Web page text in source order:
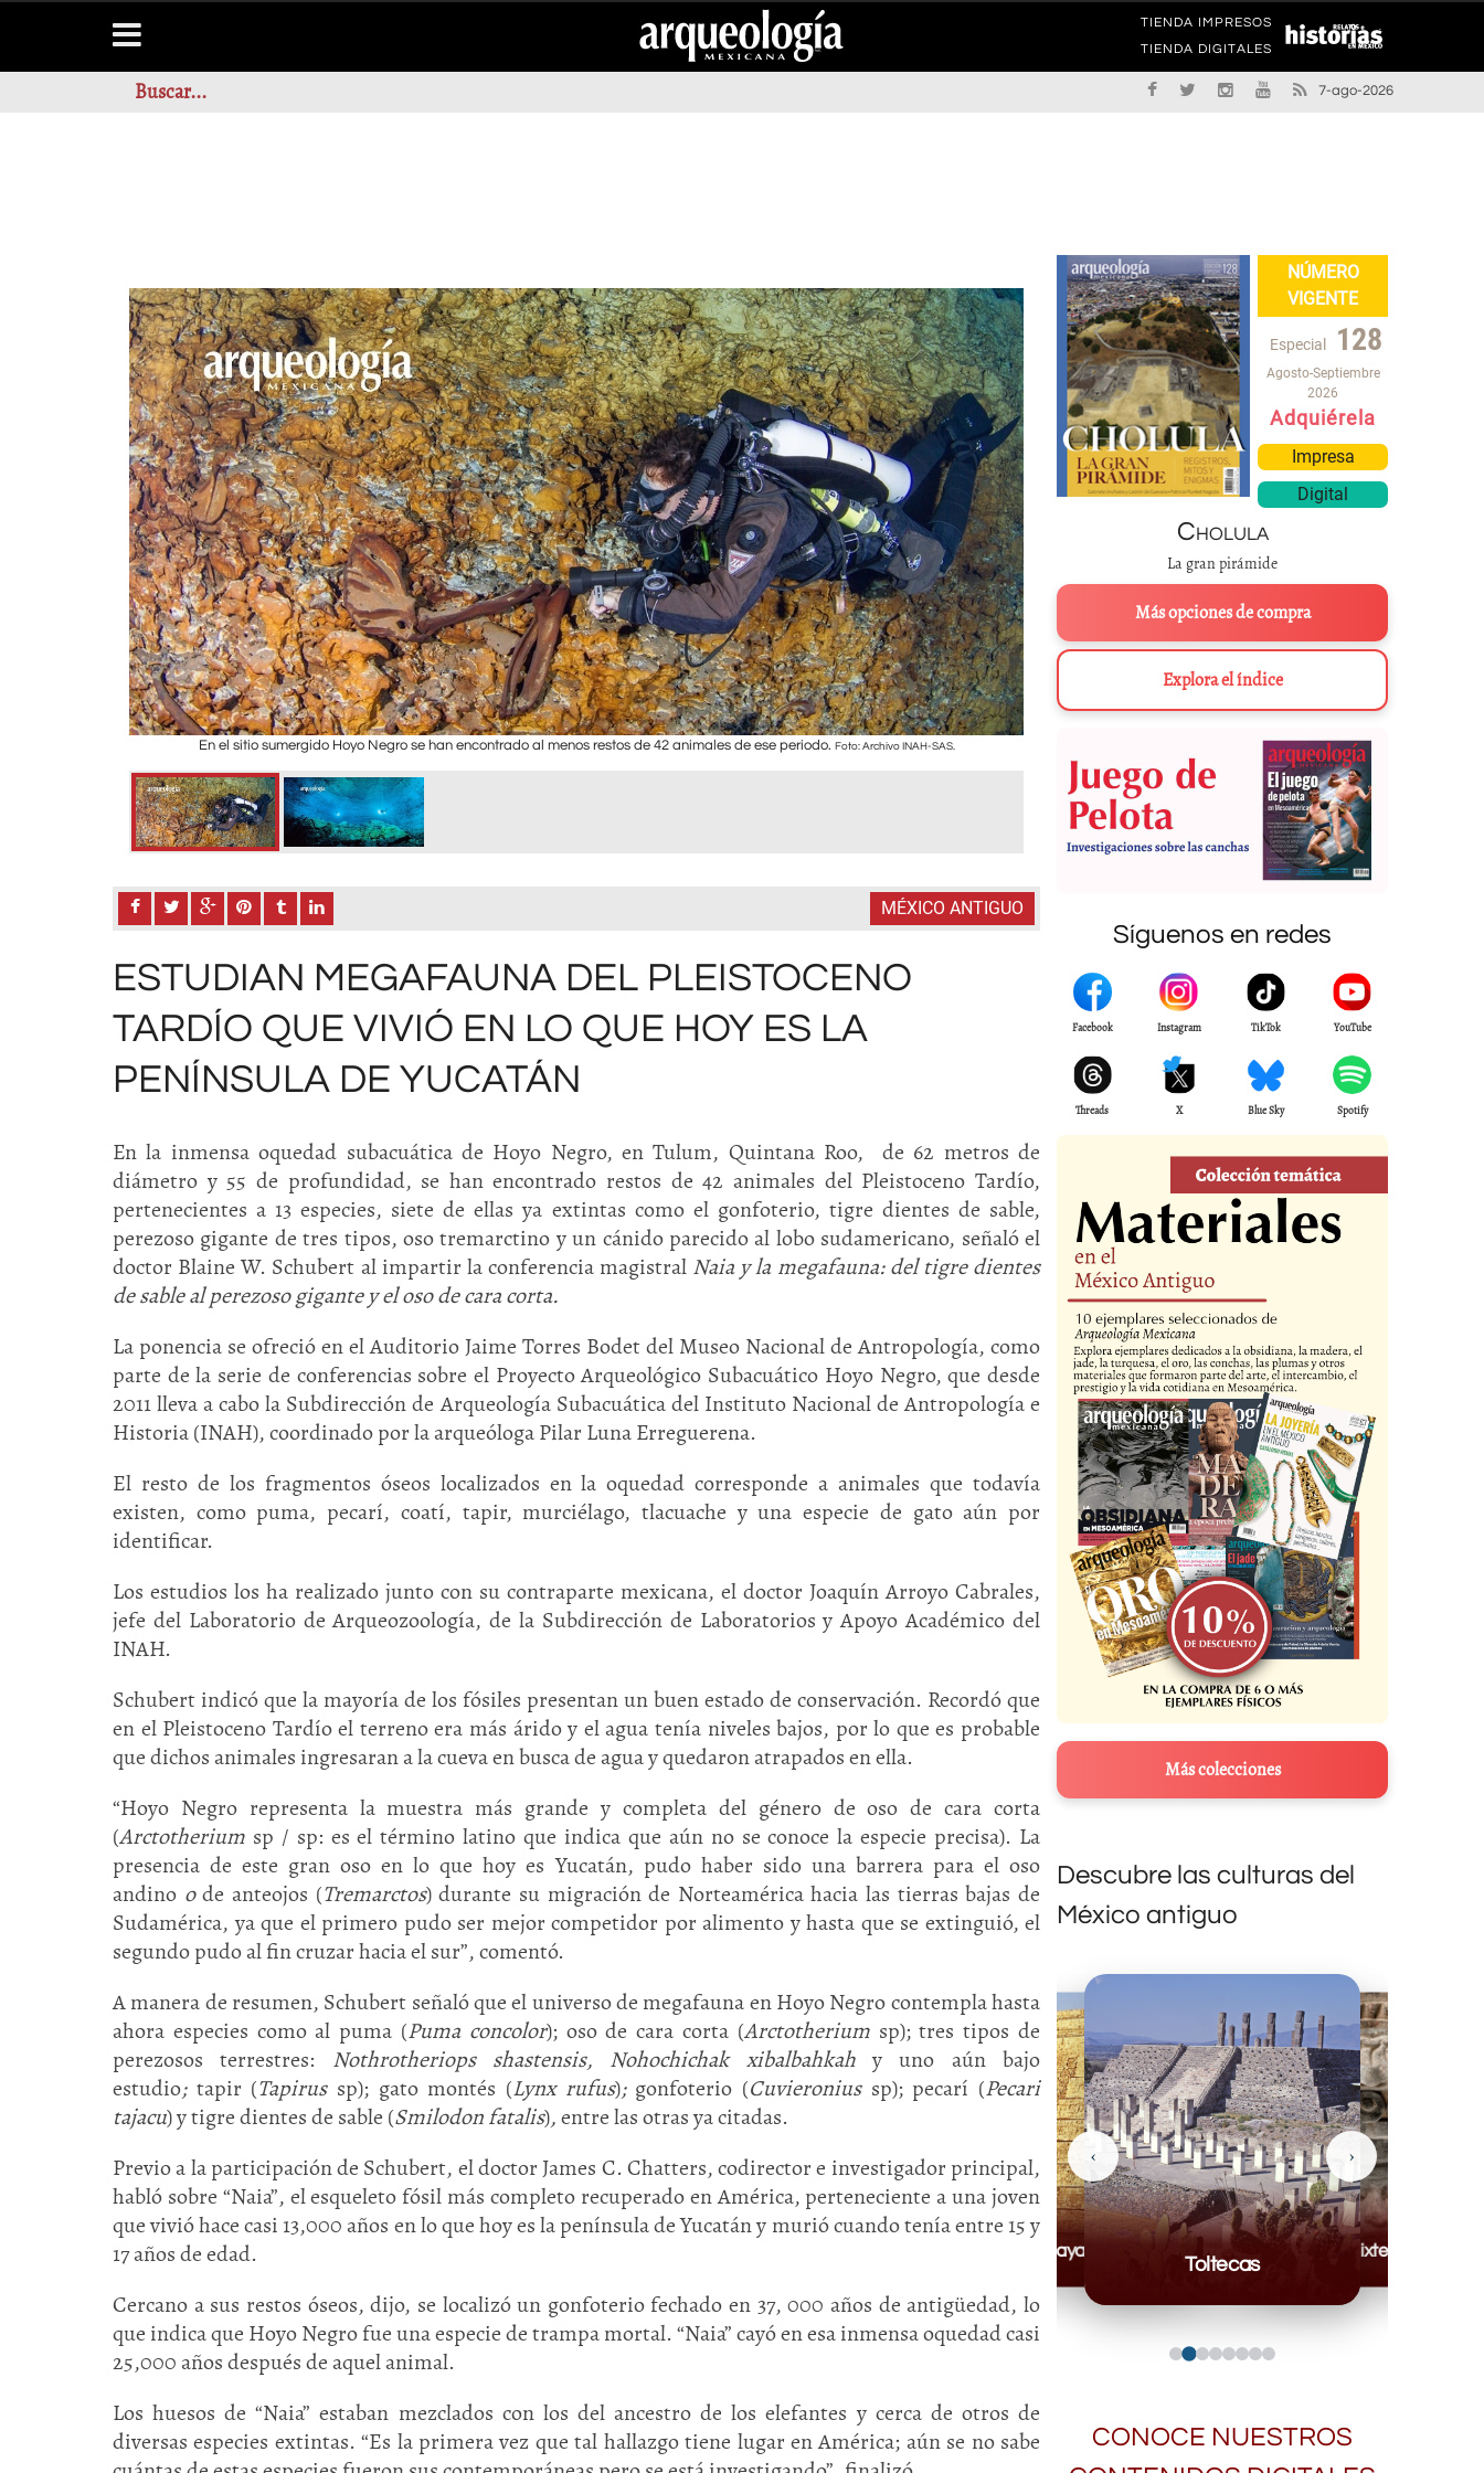
TIENDA IMPRESOS
TIENDA DIGITALES
7-ago-2026
En el sitio sumergido Hoyo Negro se han encontrado al menos restos de 42 animales de ese periodo. Foto: Archivo INAH-SAS. Estudian megafauna del Pleistoceno Tardío que vivió en
MÉXICO ANTIGUO
ESTUDIAN MEGAFAUNA DEL PLEISTOCENO
TARDÍO QUE VIVIÓ EN LO QUE HOY ES LA
PENÍNSULA DE YUCATÁN
En la inmensa oquedad subacuática de Hoyo Negro, en Tulum, Quintana Roo, de 62 metros de
diámetro y 55 de profundidad, se han encontrado restos de 42 animales del Pleistoceno Tardío,
pertenecientes a 13 especies, siete de ellas ya extintas como el gonfoterio, tigre dientes de sable,
perezoso gigante de tres tipos, oso tremarctino y un cánido parecido al lobo sudamericano, señaló el
doctor Blaine W. Schubert al impartir la conferencia magistral Naia y la megafauna: del tigre dientes
de sable al perezoso gigante y el oso de cara corta.
La ponencia se ofreció en el Auditorio Jaime Torres Bodet del Museo Nacional de Antropología, como
parte de la serie de conferencias sobre el Proyecto Arqueológico Subacuático Hoyo Negro, que desde
2011 lleva a cabo la Subdirección de Arqueología Subacuática del Instituto Nacional de Antropología e
Historia (INAH), coordinado por la arqueóloga Pilar Luna Erreguerena.
El resto de los fragmentos óseos localizados en la oquedad corresponde a animales que todavía
existen, como puma, pecarí, coatí, tapir, murciélago, tlacuache y una especie de gato aún por
identificar.
Los estudios los ha realizado junto con su contraparte mexicana, el doctor Joaquín Arroyo Cabrales,
jefe del Laboratorio de Arqueozoología, de la Subdirección de Laboratorios y Apoyo Académico del
INAH.
Schubert indicó que la mayoría de los fósiles presentan un buen estado de conservación. Recordó que
en el Pleistoceno Tardío el terreno era más árido y el agua tenía niveles bajos, por lo que es probable
que dichos animales ingresaran a la cueva en busca de agua y quedaron atrapados en ella.
“Hoyo Negro representa la muestra más grande y completa del género de oso de cara corta
(Arctotherium sp / sp: es el término latino que indica que aún no se conoce la especie precisa). La
presencia de este gran oso en lo que hoy es Yucatán, pudo haber sido una barrera para el oso
andino ode anteojos (Tremarctos) durante su migración de Norteamérica hacia las tierras bajas de
Sudamérica, ya que el primero pudo ser mejor competidor por alimento y hasta que se extinguió, el
segundo pudo al fin cruzar hacia el sur”, comentó.
A manera de resumen, Schubert señaló que el universo de megafauna en Hoyo Negro contempla hasta
ahora especies como al puma (Puma concolor); oso de cara corta (Arctotherium sp); tres tipos de
perezosos terrestres: Nothrotheriops shastensis, Nohochichak xibalbahkahy uno aún bajo
estudio; tapir (Tapirus sp); gato montés (Lynx rufus);gonfoterio (Cuvieronius sp); pecarí (Pecari
tajacu) y tigre dientes de sable (Smilodon fatalis),entre las otras ya citadas.
Previo a la participación de Schubert, el doctor James C. Chatters, codirector e investigador principal,
habló sobre “Naia”, el esqueleto fósil más completo recuperado en América, perteneciente a una joven
que vivió hace casi 13,000 años en lo que hoy es la península de Yucatán y murió cuando tenía entre 15 y
17 años de edad.
Cercano a sus restos óseos, dijo, se localizó un gonfoterio fechado en 37, 000 años de antigüedad, lo
que indica que Hoyo Negro fue una especie de trampa mortal. “Naia” cayó en esa inmensa oquedad casi
25,000 años después de aquel animal.
Los huesos de “Naia” estaban mezclados con los del ancestro de los elefantes y cerca de otros de
diversas especies extintas. “Es la primera vez que tal hallazgo tiene lugar en América; aún se no sabe
NÚMERO
VIGENTE
Especial 128
Agosto-Septiembre
2026
Adquiérela
Impresa
Digital
Cholula
La gran pirámide
Más opciones de compra
Explora el índice
Síguenos en redes
Facebook Instagram TikTok YouTube
Threads X Blue Sky Spotify
Más colecciones
Descubre las culturas del
México antiguo
Mayas
Toltecas
Mixteca
Huasteca
Olmecas
‹ ›
CONOCE NUESTROS